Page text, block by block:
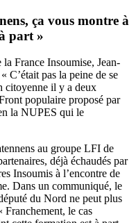
ça vous montre à
part »
France Insoumise, Jean-
C’était pas la peine de se
citoyenne il y a deux
populaire proposé par
la NUPES qui le
au groupe LFI de
déjà échaudés par
Insoumis à l’encontre de
Dans un communiqué, le
du Nord ne peut plus
Franchement, le cas